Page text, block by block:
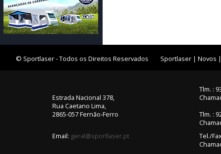
© Sportlaser - Todos os Direitos Reservados Sportlaser |Novos
Estrada Nacional 378,
Rua Caetano Lima,
2865-057 Fernão-Ferro
Email: geral@sportlaser.pt
Tlm. :
Tlm. :
Tel./